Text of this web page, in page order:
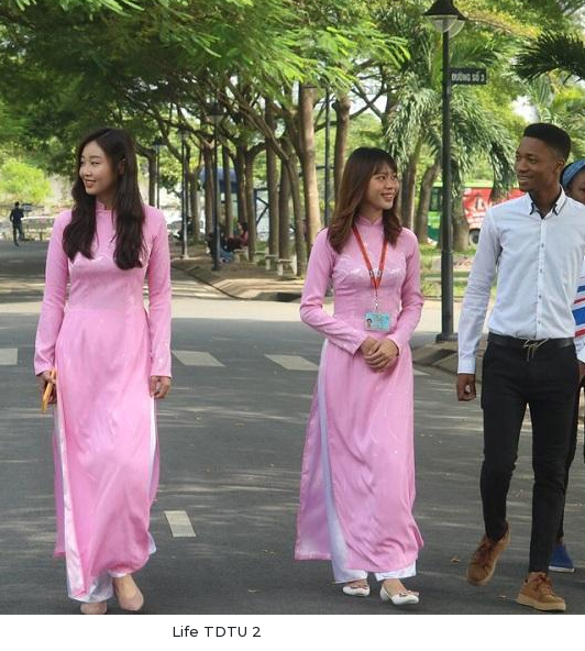
Life TDTU 2